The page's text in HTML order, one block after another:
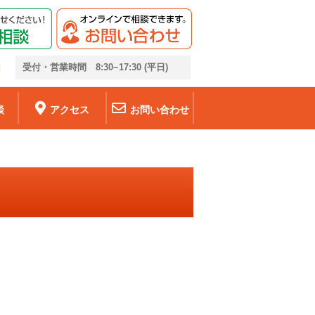
受付・営業時間 8:30~17:30 (平日)
アクセス お問い合わせ